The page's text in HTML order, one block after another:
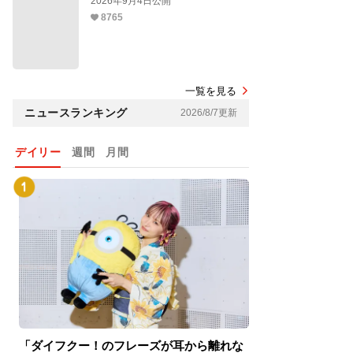
8765
一覧を見る
ニュースランキング 2026/8/7更新
デイリー 週間 月間
「ダイフクー！のフレーズが耳から離れな